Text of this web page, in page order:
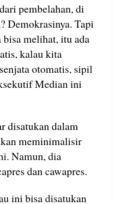
pembelahan, di
Demokrasinya. Tapi
melihat, itu ada
kalau kita
otomatis, sipil
Median ini
disatukan dalam
meminimalisir
Namun, dia
dan cawapres.
ini bisa disatukan